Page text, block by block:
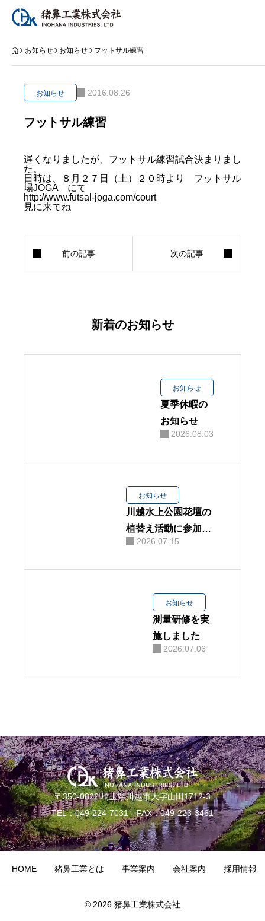
お知らせ
会社案内
採用情報
事業案内 工事実績
お知らせ お知らせ フットサル練習
お知らせ 2016.08.26
フットサル練習
遅くなりましたが、フットサル練習試合決まりまし
た。
日時は、８月２７日（土）２０時より フットサル
場JOGA にて
http://www.futsal-joga.com/court
見に来てね
新着のお知らせ
お知らせ
夏季休暇の
お知らせ
2026.08.03
お知らせ
川越水上公園花壇の
植替え活動に参加し
ました
2026.07.15
お知らせ
測量研修を実
施しました
2026.07.06
〒350-0822 埼玉県川越市大字山田1712-3
TEL：049-224-7031 FAX：049-223-3461
HOME 猪鼻工業とは 事業案内 会社案内 採用情報
© 2026 猪鼻工業株式会社